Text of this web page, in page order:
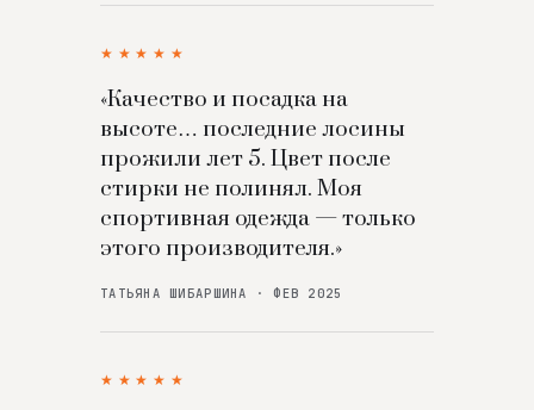
★★★★★
«Качество и посадка на
высоте… последние лосины
прожили лет 5. Цвет после
стирки не полинял. Моя
спортивная одежда — только
этого производителя.»
ТАТЬЯНА ШИБАРШИНА · ФЕВ 2025
★★★★★